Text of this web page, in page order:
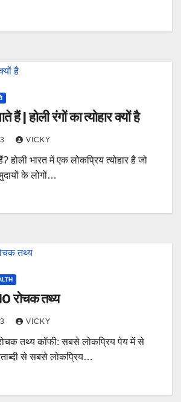
हैं | होली रंगों का त्योहार क्यों है
VICKY
होली भारत में एक लोकप्रिय त्योहार है जो
के लोगों…
रोचक तथ्य
VICKY
तथ्य कॉफी: सबसे लोकप्रिय पेय में से
से सबसे लोकप्रिय…